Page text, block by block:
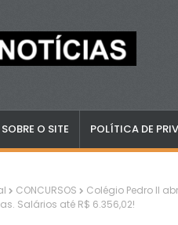
SOBRE O SITE POLÍTICA DE
CONCURSOS
Colégio Pedro II
Salários até R$ 6.356,02!